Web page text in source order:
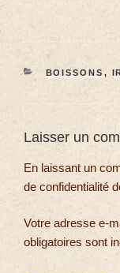
BOISSONS ,
Laisser un
En laissant un
de confidentialité
Votre adresse e-
obligatoires sont